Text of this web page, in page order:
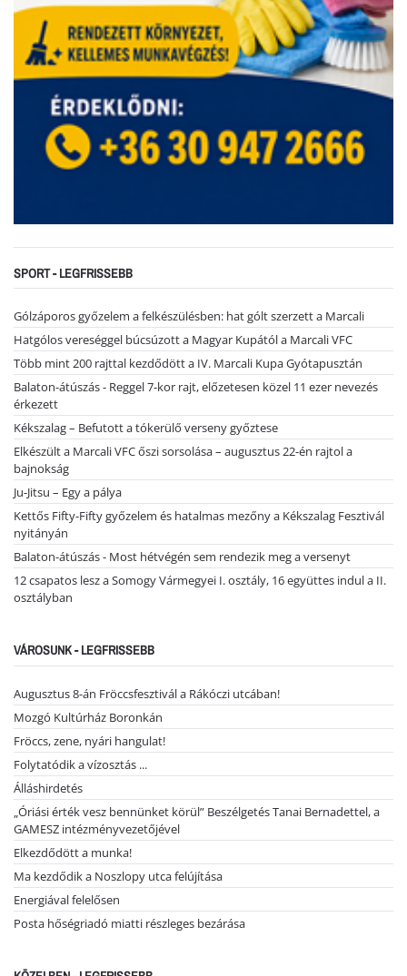
SPORT - LEGFRISSEBB
Gólzáporos győzelem a felkészülésben: hat gólt szerzett a Marcali
Hatgólos vereséggel búcsúzott a Magyar Kupától a Marcali VFC
Több mint 200 rajttal kezdődött a IV. Marcali Kupa Gyótapusztán
Balaton-átúszás - Reggel 7-kor rajt, előzetesen közel 11 ezer nevezés
érkezett
Kékszalag – Befutott a tókerülő verseny győztese
Elkészült a Marcali VFC őszi sorsolása – augusztus 22-én rajtol a
bajnokság
Ju-Jitsu – Egy a pálya
Kettős Fifty-Fifty győzelem és hatalmas mezőny a Kékszalag Fesztivál
nyitányán
Balaton-átúszás - Most hétvégén sem rendezik meg a versenyt
12 csapatos lesz a Somogy Vármegyei I. osztály, 16 együttes indul a II.
osztályban
VÁROSUNK - LEGFRISSEBB
Augusztus 8-án Fröccsfesztivál a Rákóczi utcában!
Mozgó Kultúrház Boronkán
Fröccs, zene, nyári hangulat!
Folytatódik a vízosztás ...
Álláshirdetés
„Óriási érték vesz bennünket körül” Beszélgetés Tanai Bernadettel, a
GAMESZ intézményvezetőjével
Elkezdődött a munka!
Ma kezdődik a Noszlopy utca felújítása
Energiával felelősen
Posta hőségriadó miatti részleges bezárása